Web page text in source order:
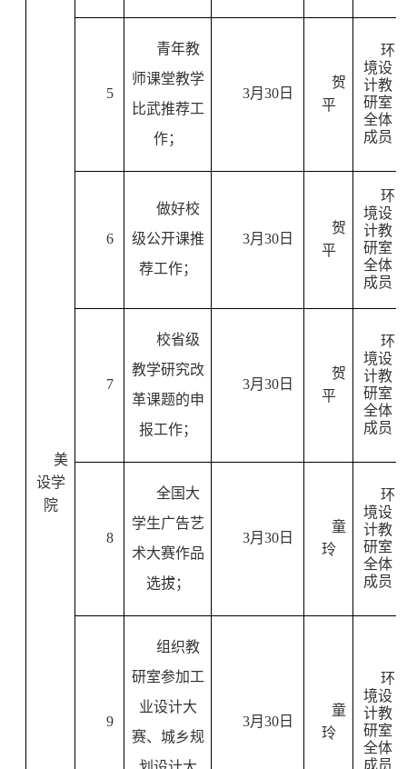
美
设学
院
5
青年教
师课堂教学
比武推荐工
作；
3月 30日
贺
平
环
境设
计教
研室
全体
成员
6
做好校
级公开课推
荐工作；
3月 30日
贺
平
环
境设
计教
研室
全体
成员
7
校省级
教学研究改
革课题的申
报工作；
3月 30日
贺
平
环
境设
计教
研室
全体
成员
8
全国大
学生广告艺
术大赛作品
选拔；
3月 30日
童
玲
环
境设
计教
研室
全体
成员
9
组织教
研室参加工
业设计大
赛、城乡规
3月 30日
童
玲
环
境设
计教
研室
全体
成员